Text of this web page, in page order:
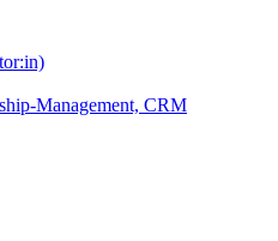
Management, CRM